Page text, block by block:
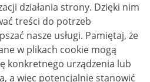
strony. Dzięki nim
treści do potrzeb
usługi. Pamiętaj, że
w plikach cookie mogą
konkretnego urządzenia lub
a więc potencjalnie stanowić